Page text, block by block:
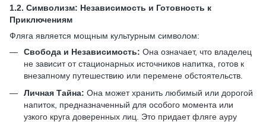
1.2. Символизм: Независимость и Готовность к
Приключениям
Фляга является мощным культурным символом:
Свобода и Независимость: Она означает, что владелец
не зависит от стационарных источников напитка, готов к
внезапному путешествию или перемене обстоятельств.
Личная Тайна: Она может хранить любимый или дорогой
напиток, предназначенный для особого момента или
узкого круга доверенных лиц. Это придает фляге ауру